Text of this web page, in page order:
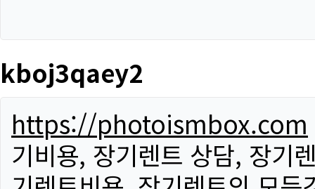
kboj3qaey2
https://photoismbox.com
기비용, 장기렌트 상담, 장기